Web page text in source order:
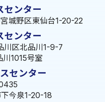
センター
城野区東仙台1-20-22
センター
川区北品川1-9-7
川1015号室
センター
今泉1-20-18